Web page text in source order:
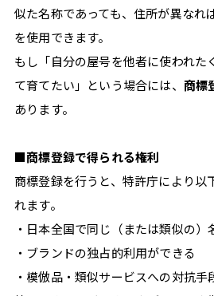
似た名称であっても、住所が異なれ
を使用できます。
もし「自分の屋号を他者に使われた
て育てたい」という場合には、 商標
あります。
■商標登録で得られる権利
商標登録を行うと、特許庁により以
れます。
・日本全国で同じ（または類似の
・ブランドの独占的利用ができる
・模倣品・類似サービスへの対抗手